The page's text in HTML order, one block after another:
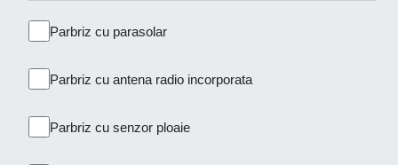
Parbriz cu parasolar
Parbriz cu antena radio incorporata
Parbriz cu senzor ploaie